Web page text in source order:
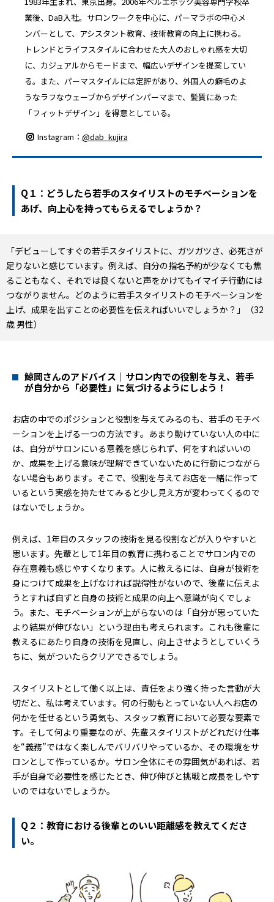
業後、DaB入社。サロンワークを中心に、パーマラボの中心メ
ンバーとして、アシスタント教育、技術教育の向上に携わる。
トレンドとライフスタイルに合わせた大人のおしゃれ感を大切
に、カジュアルからモードまで、幅広いデザインを提案してい
る。また、パーマスタイルには定評があり、外国人の癖毛のよ
うなラフなウェーブからデザインパーマまで、髪質にあった
「フィットデザイン」を得意としている。
Instagram： @dab_kujira
Q１：どうしたら若手のスタイリストのモチベーションを
あげ、向上心を持ってもらえるでしょうか？
「デビューしてすぐの若手スタイリストに、ガツガツさ、必死さが
足りないと感じています。例えば、自分の指名予約が少なくても焦
ることもなく、それでは良くないと声をかけてもイマイチ行動には
つながりません。どのように若手スタイリストのモチベーションを
上げ、成果を出すことの必要性を伝えればいいでしょうか？」（32
歳 男性）
鯨岡さんのアドバイス｜サロン内での役割を与え、若手
が自分から「必要性」に気づけるようにしよう！
お店の中でのポジションと役割を与えてみるのも、若手のモチベ
ーションを上げる一つの方法です。あまり動けていない人の中に
は、自分がサロンにいる意義を感じられず、何をすればいいの
か、成果を上げる意味が理解できていないために行動につながら
ない場合もあります。そこで、役割を与えてお店を一緒に作って
いるという実感を持たせてみると少し見え方が変わってくるので
はないでしょうか。
例えば、1年目のスタッフの技術を見る役割などが入りやすいと
思います。先輩として1年目の教育に携わることでサロン内での
存在意義も感じやすくなります。人に教えるには、自身が技術を
身につけて成果を上げなければ説得性がないので、後輩に伝えよ
うとすれば自ずと自身の技術と成果の向上へ意識が向くでしょ
う。また、モチベーションが上がらないのは「自分が思っていた
より結果が伸びない」という理由も考えられます。これも後輩に
教えるにあたり自身の技術を見直し、向上させようとしていくう
ちに、気がついたらクリアできるでしょう。
スタイリストとして働く以上は、責任をより強く持った言動が大
切だと、私は考えています。何の行動もとっていない人へお店の
何かを任せるという勇気も、スタッフ教育において必要な要素で
す。そして何より重要なのが、先輩スタイリストがどれだけ仕事
を“義務”ではなく楽しんでバリバリやっているか、その環境をサ
ロンとして作っているか。サロン全体にその雰囲気があれば、若
手が自身で必要性を感じたとき、伸び伸びと挑戦と成長をしやす
いのではないでしょうか。
Q２：教育における後輩とのいい距離感を教えてくださ
い。